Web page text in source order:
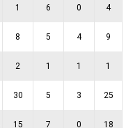
1 6 0 4
8 5 4 9
2 1 1 1
30 5 3 25
15 7 0 18